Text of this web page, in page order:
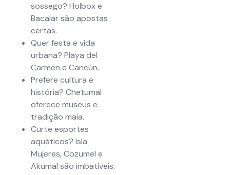
sossego? Holbox e
Bacalar são apostas
certas.
Quer festa e vida
urbana? Playa del
Carmen e Cancún.
Prefere cultura e
história? Chetumal
oferece museus e
tradição maia.
Curte esportes
aquáticos? Isla
Mujeres, Cozumel e
Akumal são imbatíveis.